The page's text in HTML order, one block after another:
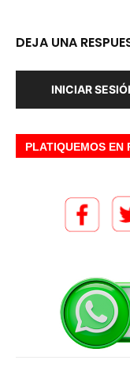
DEJA UNA
INICIAR
PLATIQUEMOS EN